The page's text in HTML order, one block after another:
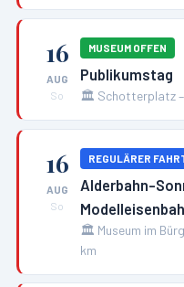
16
AUG
So
MUSEUM OFFEN
Publikumstag
🏛️ Schotterplatz
16
AUG
So
REGULÄRER
Alderbahn-
🏛️ Museum im
km